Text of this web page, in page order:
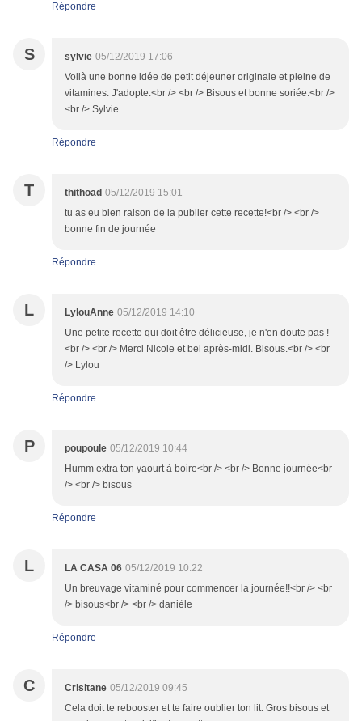
Répondre
S sylvie 05/12/2019 17:06
Voilà une bonne idée de petit déjeuner originale et pleine de
vitamines. J'adopte.<br /> <br /> Bisous et bonne soriée.<br />
<br /> Sylvie
Répondre
T thithoad 05/12/2019 15:01
tu as eu bien raison de la publier cette recette!<br /> <br />
bonne fin de journée
Répondre
L LylouAnne 05/12/2019 14:10
Une petite recette qui doit être délicieuse, je n'en doute pas !
<br /> <br /> Merci Nicole et bel après-midi. Bisous.<br /> <br
/> Lylou
Répondre
P poupoule 05/12/2019 10:44
Humm extra ton yaourt à boire<br /> <br /> Bonne journée<br
/> <br /> bisous
Répondre
L LA CASA 06 05/12/2019 10:22
Un breuvage vitaminé pour commencer la journée!!<br /> <br
/> bisous<br /> <br /> danièle
Répondre
C Crisitane 05/12/2019 09:45
Cela doit te rebooster et te faire oublier ton lit. Gros bisous et